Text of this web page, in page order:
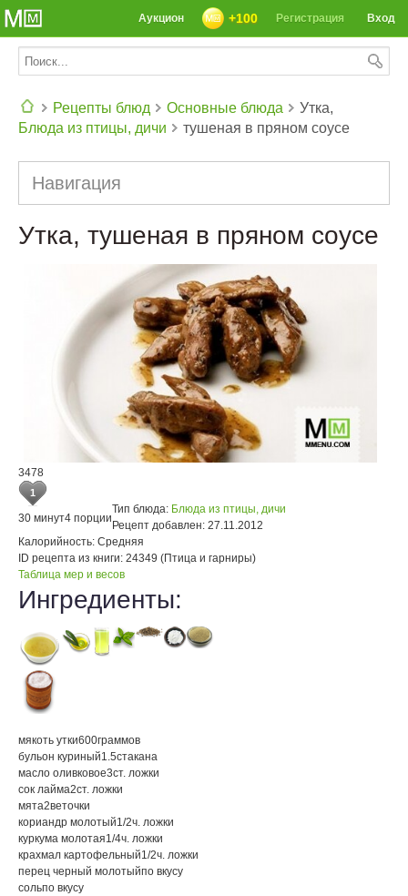
Вход
Регистрация
+100
Аукцион
Рецепты блюд
Основные блюда
Блюда из птицы, дичи
Утка,
тушеная в пряном соусе
Навигация
Утка, тушеная в пряном соусе
3478
1
30 минут4 порции
Тип блюда: Блюда из птицы, дичи
Рецепт добавлен: 27.11.2012
Калорийность: Средняя
ID рецепта из книги: 24349 (Птица и гарниры)
Таблица мер и весов
Ингредиенты:
мякоть утки600граммов
бульон куриный1.5стакана
масло оливковое3ст. ложки
сок лайма2ст. ложки
мята2веточки
кориандр молотый1/2ч. ложки
куркума молотая1/4ч. ложки
крахмал картофельный1/2ч. ложки
перец черный молотыйпо вкусу
сольпо вкусу